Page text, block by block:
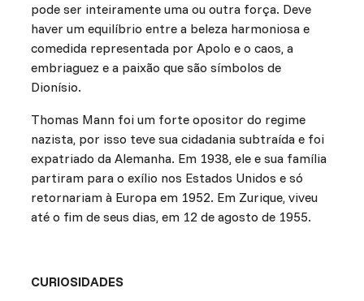
pode ser inteiramente uma ou outra força. Deve
haver um equilíbrio entre a beleza harmoniosa e
comedida representada por Apolo e o caos, a
embriaguez e a paixão que são símbolos de
Dionísio.
Thomas Mann foi um forte opositor do regime
nazista, por isso teve sua cidadania subtraída e foi
expatriado da Alemanha. Em 1938, ele e sua família
partiram para o exílio nos Estados Unidos e só
retornariam à Europa em 1952. Em Zurique, viveu
até o fim de seus dias, em 12 de agosto de 1955.
CURIOSIDADES